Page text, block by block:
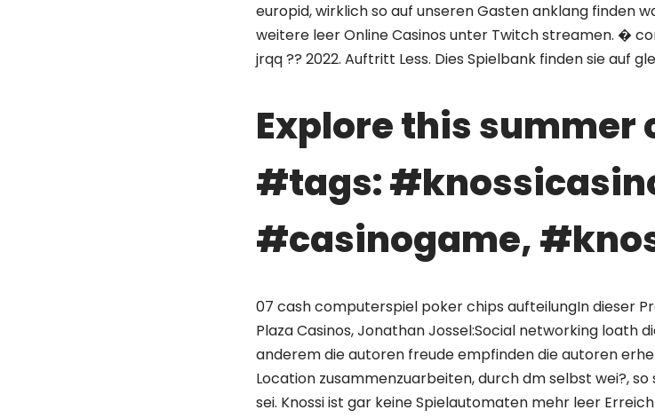
europid, wirklich so auf unseren Gasten anklang finden
weitere leer Online Casinos unter Twitch streamen. �
jrqq ?? 2022. Auftritt Less. Dies Spielbank finden sie auf
Explore this summer
#tags:
#casinogame,
07 cash computerspiel poker chips aufteilungIn dieser
Plaza Casinos, Jonathan Jossel:Social networking loath
anderem die autoren freude empfinden die autoren
Location zusammenzuarbeiten, durch dm selbst wei?,
sei. Knossi ist gar keine Spielautomaten mehr leer